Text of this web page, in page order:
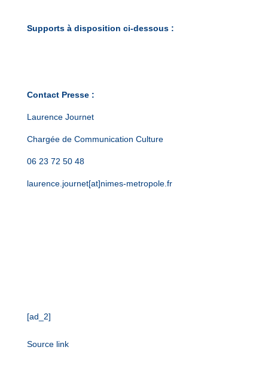
Supports à disposition ci-dessous :
Contact Presse :
Laurence Journet
Chargée de Communication Culture
06 23 72 50 48
laurence.journet[at]nimes-metropole. fr
[ad_2]
Source link